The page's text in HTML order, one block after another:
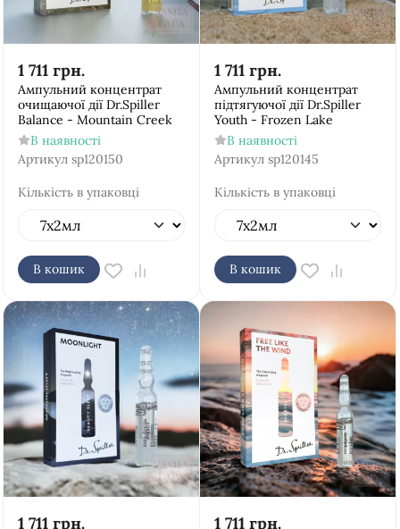
1 711 грн.
Ампульний концентрат
очищаючої дії Dr.Spiller
Balance - Mountain Creek
В наявності
Артикул sp120150
Кількість в упаковці
В кошик
1 711 грн.
Ампульний концентрат
підтягуючої дії Dr.Spiller
Youth - Frozen Lake
В наявності
Артикул sp120145
Кількість в упаковці
В кошик
1 711 грн. 1 711 грн.